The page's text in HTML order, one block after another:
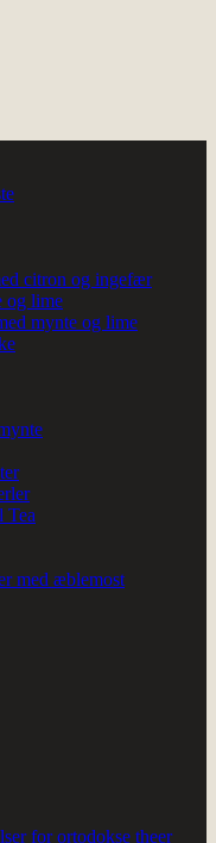
citron og ingefær
og lime
mynte og lime
Tea
med æblemost
for ortodokse theer